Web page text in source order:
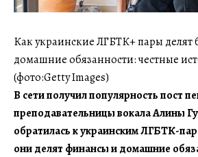
Как украинские ЛГБТК+ пары делят
домашние обязанности: честные
(фото:Getty Images)
В сети получил популярность пост
преподавательницы вокала Алины
обратилась к украинским ЛГБТК-
они делят финансы и домашние